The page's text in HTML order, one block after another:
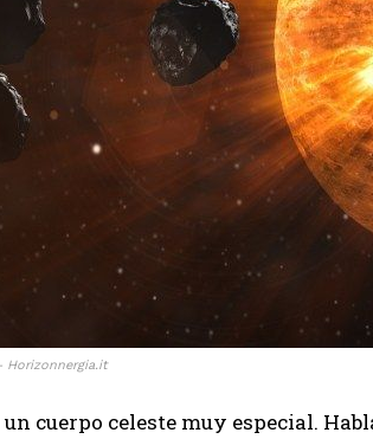
Horizonnergia.it
cuerpo celeste muy especial.